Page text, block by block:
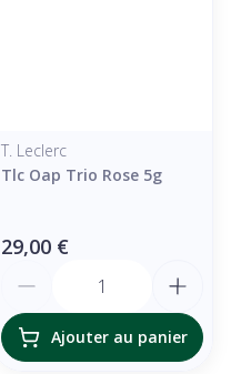
T. Leclerc
Tlc Oap Trio Rose 5g
29,00 €
Ajouter au panier